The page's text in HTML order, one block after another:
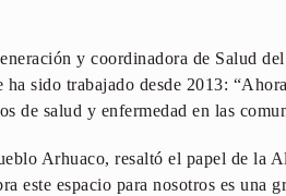
y coordinadora de Salud
sido trabajado desde 2013:
de salud y enfermedad en las
Arhuaco, resaltó el papel de la
este espacio para nosotros es una